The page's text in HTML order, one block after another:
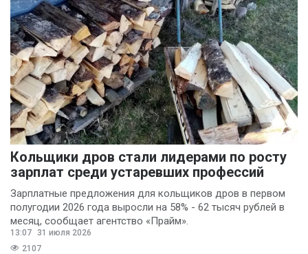
Кольщики дров стали лидерами по росту
зарплат среди устаревших профессий
Зарплатные предложения для кольщиков дров в первом
полугодии 2026 года выросли на 58% - 62 тысяч рублей в
месяц, сообщает агентство «Прайм».
13:07
31 июля 2026
2107